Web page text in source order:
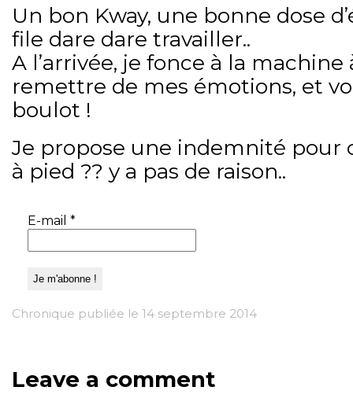
Un bon Kway, une bonne dose
file dare dare travailler..
A l’arrivée, je fonce à la
remettre de mes émotions, et
boulot !
Je propose une indemnité pour
à pied ?? y a pas de raison..
E-mail *
Chronique publiée le 14 septembre 2014
Leave a comment